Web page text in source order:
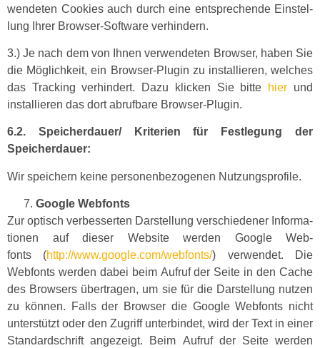
wen­de­ten Cook­ies auch durch eine entsprechende Ein­stel­
lung Ihrer Brows­er-Soft­ware verhindern.
3.) Je nach dem von Ihnen ver­wen­de­ten Brows­er, haben Sie
die Möglichkeit, ein Brows­er-Plu­g­in zu instal­lieren, welch­es
das Track­ing ver­hin­dert. Dazu klick­en Sie bitte
hier und
instal­lieren das dort abruf­bare Browser-Plugin.
6.2. Speicherdauer/ Kri­te­rien für Fes­tle­gung der
Speicherdauer:
Wir spe­ich­ern keine per­so­n­en­be­zo­ge­nen Nutzungsprofile.
Google Web­fonts
Zur optisch verbesserten Darstel­lung ver­schieden­er Infor­ma­
tio­nen auf dieser Web­site wer­den Google Web­
fonts (http://www.google.com/webfonts/) ver­wen­det. Die
Web­fonts wer­den dabei beim Aufruf der Seite in den Cache
des Browsers über­tra­gen, um sie für die Darstel­lung nutzen
zu kön­nen. Falls der Brows­er die Google Web­fonts nicht
unter­stützt oder den Zugriff unterbindet, wird der Text in ein­er
Stan­dard­schrift angezeigt. Beim Aufruf der Seite wer­den